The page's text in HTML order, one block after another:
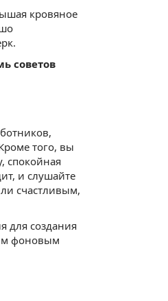
кровяное
советов
того, вы
спокойная
и слушайте
счастливым,
для создания
фоновым